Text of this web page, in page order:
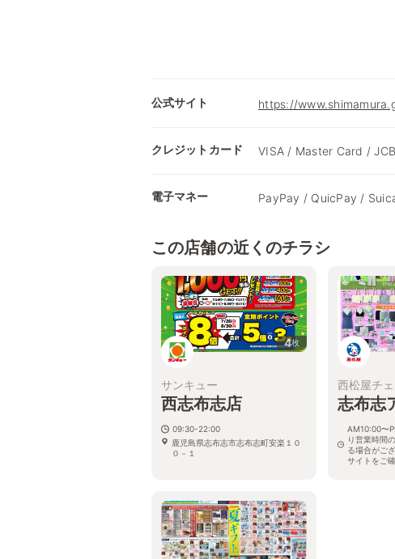
公式サイト https://
クレジットカード VISA / Master Card /
電子マネー PayPay / QuicPay /
この店舗の近くのチラシ
4枚
サンキュー
西志布志店
09:30-22:00
鹿児島県志布志市志布志町安楽１０
０－１
西松屋チ
志布志
AM10:00〜
り営業時間
る場合がご
サイトをご